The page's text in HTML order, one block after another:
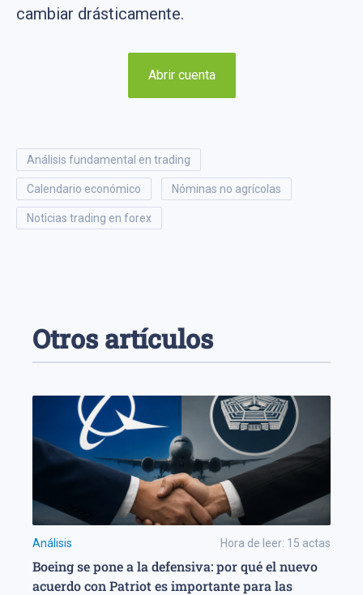
cambiar drásticamente.
Abrir cuenta
análisis fundamental en trading
calendario económico nóminas no agrícolas
noticias trading en forex
Otros artículos
Análisis Hora de leer: 15 actas
Boeing se pone a la defensiva: por qué el nuevo
acuerdo con Patriot es importante para las